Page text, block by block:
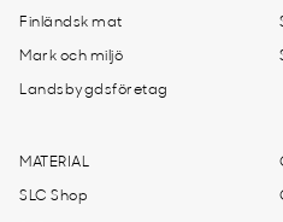
Finländsk mat
Mark och miljö
Landsbygdsföretag
MATERIAL
SLC Shop